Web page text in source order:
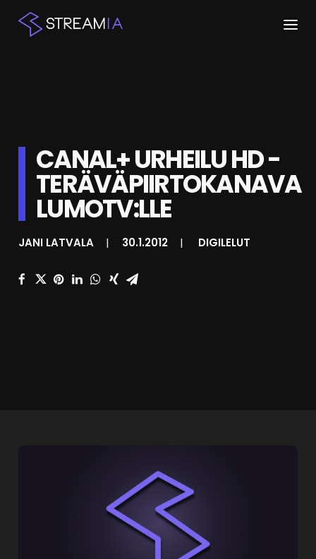
KESKUSTELU
SHOP
CANAL+ URHEILU HD -
TERÄVÄPIIRTOKANAVA
LUMOTV:LLE
JANI LATVALA | 30.1.2012 | DIGILELUT